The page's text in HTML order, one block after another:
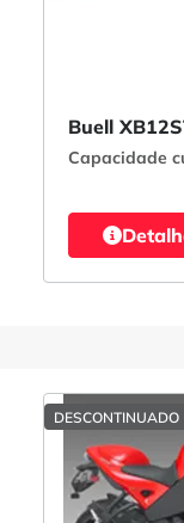
Buell
Capacidade
DESCONTINUADO